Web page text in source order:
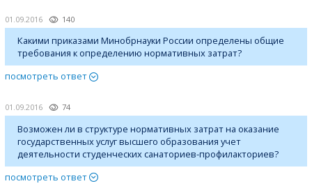
01.09.2016 140
Какими приказами Минобрнауки России определены общие
требования к определению нормативных затрат?
посмотреть ответ
01.09.2016 74
Возможен ли в структуре нормативных затрат на оказание
государственных услуг высшего образования учет
деятельности студенческих санаториев-профилакториев?
посмотреть ответ